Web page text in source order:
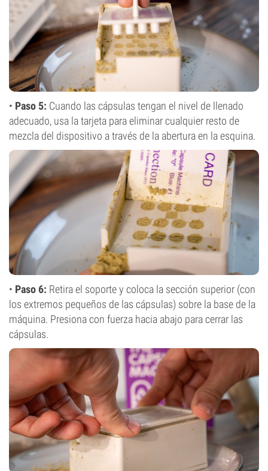
• Paso 5: Cuando las cápsulas tengan el nivel de llenado
adecuado, usa la tarjeta para eliminar cualquier resto de
mezcla del dispositivo a través de la abertura en la esquina.
• Paso 6: Retira el soporte y coloca la sección superior (con
los extremos pequeños de las cápsulas) sobre la base de la
máquina. Presiona con fuerza hacia abajo para cerrar las
cápsulas.